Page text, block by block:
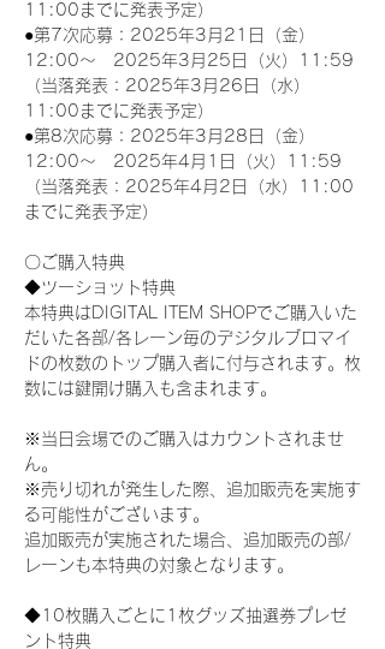
11:00までに発表予定）
●第7次応募：2025年3月21日（金）
12:00～　2025年3月25日（火）11:59
（当落発表：2025年3月26日（水）
11:00までに発表予定）
●第8次応募：2025年3月28日（金）
12:00～　2025年4月1日（火）11:59
（当落発表：2025年4月2日（水）11:00
までに発表予定）
〇ご購入特典
◆ツーショット特典
本特典はDIGITAL ITEM SHOPでご購入いた
だいた各部/各レーン毎のデジタルブロマイ
ドの枚数のトップ購入者に付与されます。枚
数には鍵開け購入も含まれます。
※当日会場でのご購入はカウントされませ
ん。
※売り切れが発生した際、追加販売を実施す
る可能性がございます。
追加販売が実施された場合、追加販売の部/
レーンも本特典の対象となります。
◆10枚購入ごとに1枚グッズ抽選券プレゼ
ント特典